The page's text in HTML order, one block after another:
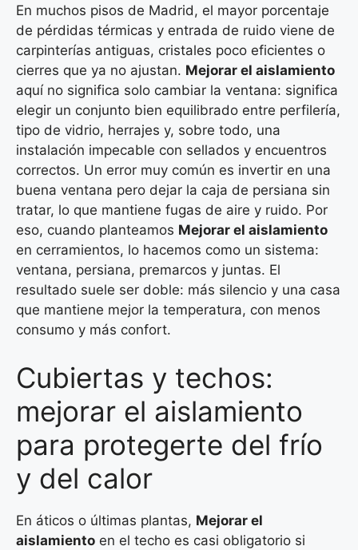
En muchos pisos de Madrid, el mayor porcentaje
de pérdidas térmicas y entrada de ruido viene de
carpinterías antiguas, cristales poco eficientes o
cierres que ya no ajustan. Mejorar el aislamiento
aquí no significa solo cambiar la ventana: significa
elegir un conjunto bien equilibrado entre perfilería,
tipo de vidrio, herrajes y, sobre todo, una
instalación impecable con sellados y encuentros
correctos. Un error muy común es invertir en una
buena ventana pero dejar la caja de persiana sin
tratar, lo que mantiene fugas de aire y ruido. Por
eso, cuando planteamos Mejorar el aislamiento
en cerramientos, lo hacemos como un sistema:
ventana, persiana, premarcos y juntas. El
resultado suele ser doble: más silencio y una casa
que mantiene mejor la temperatura, con menos
consumo y más confort.
Cubiertas y techos:
mejorar el aislamiento
para protegerte del frío
y del calor
En áticos o últimas plantas, Mejorar el
aislamiento en el techo es casi obligatorio si